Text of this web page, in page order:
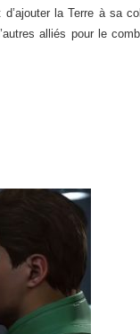
la Terre à sa
alliés pour le